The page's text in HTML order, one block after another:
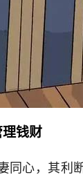
钱财
同心，其利